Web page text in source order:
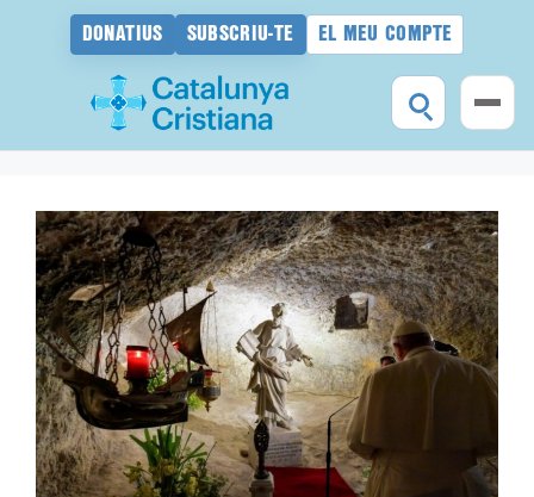
DONATIUS SUBSCRIU-TE EL MEU COMPTE
contingut